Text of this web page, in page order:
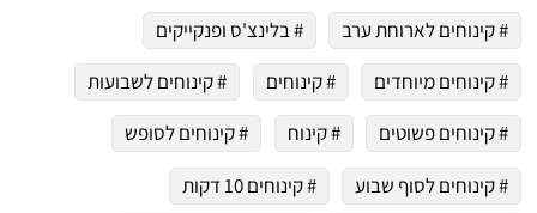
# קינוחים לארוחת ערב
# בלינצ'ס ופנקייקים
# קינוחים מיוחדים
# קינוחים
# קינוחים לשבועות
# קינוחים פשוטים
# קינוח
# קינוחים לסופש
# קינוחים לסוף שבוע
# קינוחים 10 דקות